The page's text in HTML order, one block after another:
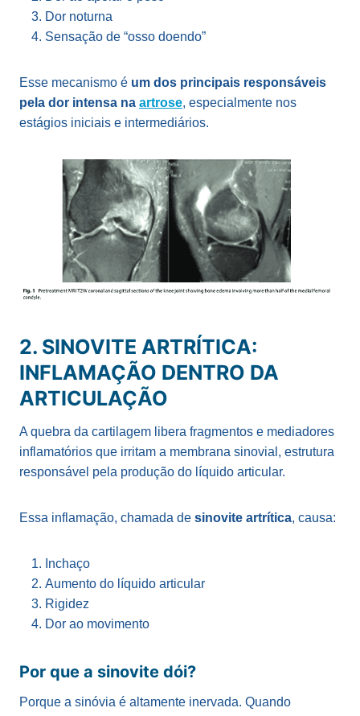
Dor noturna
Sensação de “osso doendo”
Esse mecanismo é um dos principais responsáveis
pela dor intensa na artrose, especialmente nos
estágios iniciais e intermediários.
2. SINOVITE ARTRÍTICA:
INFLAMAÇÃO DENTRO DA
ARTICULAÇÃO
A quebra da cartilagem libera fragmentos e mediadores
inflamatórios que irritam a membrana sinovial, estrutura
responsável pela produção do líquido articular.
Essa inflamação, chamada de sinovite artrítica, causa:
Inchaço
Aumento do líquido articular
Rigidez
Dor ao movimento
Por que a sinovite dói?
Porque a sinóvia é altamente inervada. Quando